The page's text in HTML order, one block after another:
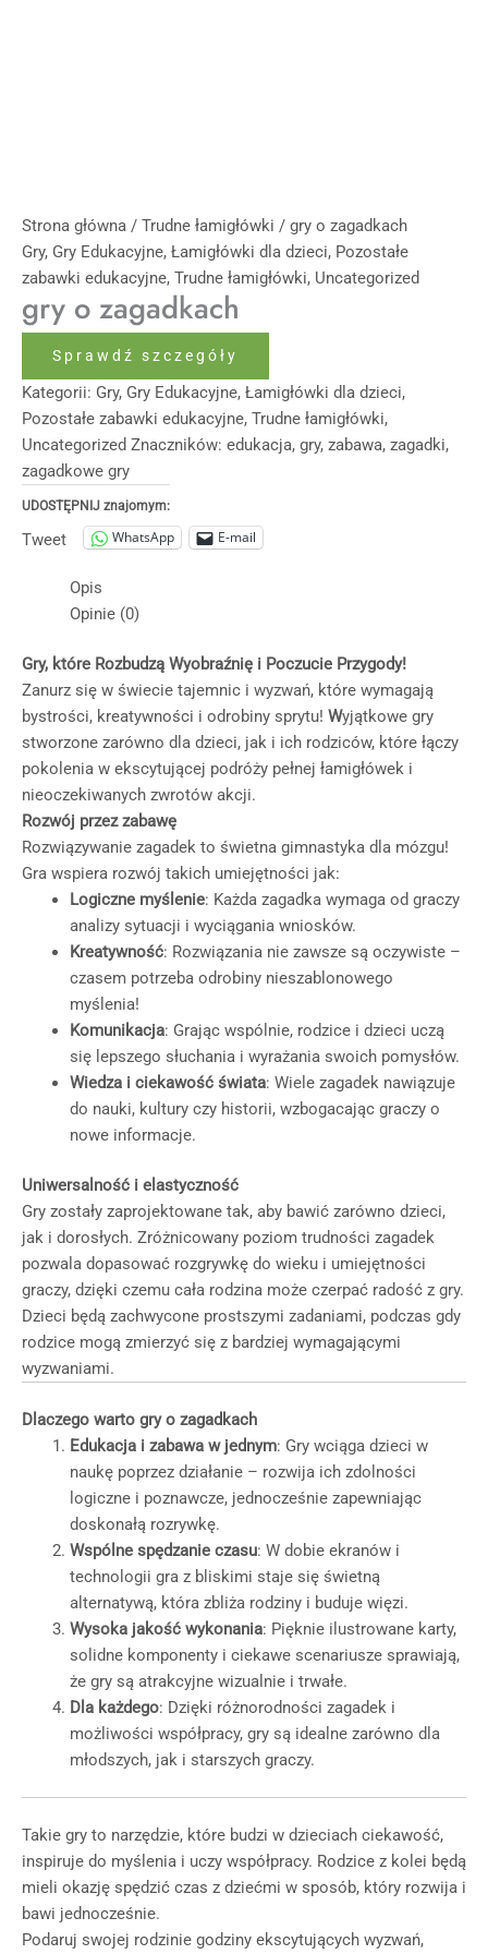
Strona główna / Trudne łamigłówki / gry o zagadkach
Gry, Gry Edukacyjne, Łamigłówki dla dzieci, Pozostałe
zabawki edukacyjne, Trudne łamigłówki, Uncategorized
gry o zagadkach
Sprawdź szczegóły
Kategorii: Gry, Gry Edukacyjne, Łamigłówki dla dzieci,
Pozostałe zabawki edukacyjne, Trudne łamigłówki,
Uncategorized Znaczników: edukacja, gry, zabawa, zagadki,
zagadkowe gry
UDOSTĘPNIJ znajomym:
Tweet WhatsApp E-mail
Opis
Opinie (0)
Gry, które Rozbudzą Wyobraźnię i Poczucie Przygody!
Zanurz się w świecie tajemnic i wyzwań, które wymagają
bystrości, kreatywności i odrobiny sprytu! Wyjątkowe gry
stworzone zarówno dla dzieci, jak i ich rodziców, które łączy
pokolenia w ekscytującej podróży pełnej łamigłówek i
nieoczekiwanych zwrotów akcji.
Rozwój przez zabawę
Rozwiązywanie zagadek to świetna gimnastyka dla mózgu!
Gra wspiera rozwój takich umiejętności jak:
Logiczne myślenie: Każda zagadka wymaga od graczy
analizy sytuacji i wyciągania wniosków.
Kreatywność: Rozwiązania nie zawsze są oczywiste –
czasem potrzeba odrobiny nieszablonowego
myślenia!
Komunikacja: Grając wspólnie, rodzice i dzieci uczą
się lepszego słuchania i wyrażania swoich pomysłów.
Wiedza i ciekawość świata: Wiele zagadek nawiązuje
do nauki, kultury czy historii, wzbogacając graczy o
nowe informacje.
Uniwersalność i elastyczność
Gry zostały zaprojektowane tak, aby bawić zarówno dzieci,
jak i dorosłych. Zróżnicowany poziom trudności zagadek
pozwala dopasować rozgrywkę do wieku i umiejętności
graczy, dzięki czemu cała rodzina może czerpać radość z gry.
Dzieci będą zachwycone prostszymi zadaniami, podczas gdy
rodzice mogą zmierzyć się z bardziej wymagającymi
wyzwaniami.
Dlaczego warto gry o zagadkach
Edukacja i zabawa w jednym: Gry wciąga dzieci w
naukę poprzez działanie – rozwija ich zdolności
logiczne i poznawcze, jednocześnie zapewniając
doskonałą rozrywkę.
Wspólne spędzanie czasu: W dobie ekranów i
technologii gra z bliskimi staje się świetną
alternatywą, która zbliża rodziny i buduje więzi.
Wysoka jakość wykonania: Pięknie ilustrowane karty,
solidne komponenty i ciekawe scenariusze sprawiają,
że gry są atrakcyjne wizualnie i trwałe.
Dla każdego: Dzięki różnorodności zagadek i
możliwości współpracy, gry są idealne zarówno dla
młodszych, jak i starszych graczy.
Takie gry to narzędzie, które budzi w dzieciach ciekawość,
inspiruje do myślenia i uczy współpracy. Rodzice z kolei będą
mieli okazję spędzić czas z dziećmi w sposób, który rozwija i
bawi jednocześnie.
Podaruj swojej rodzinie godziny ekscytujących wyzwań,